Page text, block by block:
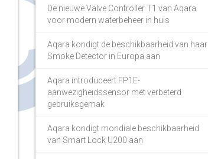
De nieuwe Valve Controller T1 van Aqara
voor modern waterbeheer in huis
Aqara kondigt de beschikbaarheid van haar
Smoke Detector in Europa aan
Aqara introduceert FP1E-
aanwezigheidssensor met verbeterd
gebruiksgemak
Aqara kondigt mondiale beschikbaarheid
van Smart Lock U200 aan